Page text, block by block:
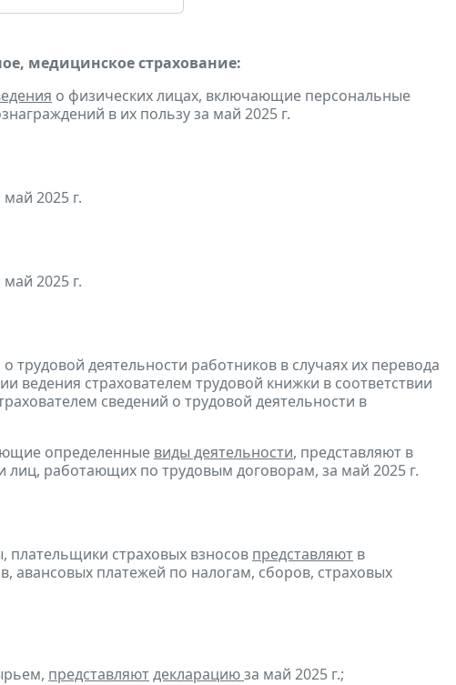
медицинское страхование:
о физических лицах, включающие персональные
в их пользу за май 2025 г.
май 2025 г.
май 2025 г.
о трудовой деятельности работников в случаях их перевода
ведения страхователем трудовой книжки в соответствии
сведений о трудовой деятельности в
определенные виды деятельности, представляют в
работающих по трудовым договорам, за май 2025 г.
плательщики страховых взносов представляют в
авансовых платежей по налогам, сборов, страховых
представляютдекларациюза май 2025 г.;